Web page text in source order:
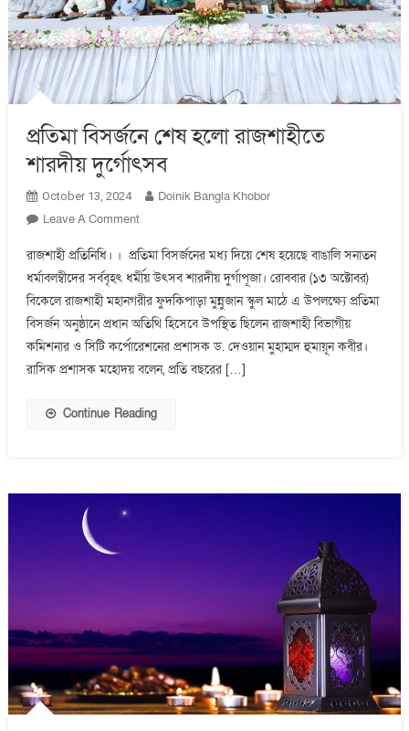
প্রতিমা বিসর্জনে শেষ হলো রাজশাহীতে
শারদীয় দুর্গোৎসব
October 13, 2024
Doinik Bangla Khobor
Leave A CommentOn
বিসর্জনে
শেষ
হলো
রাজশাহীতে
শারদীয়
দুর্গোৎসব
রাজশাহী প্রতিনিধি। । প্রতিমা বিসর্জনের মধ্য দিয়ে শেষ হয়েছে বাঙালি সনাতন
ধর্মাবলম্বীদের সর্ববৃহৎ ধর্মীয় উৎসব শারদীয় দুর্গাপূজা। রোববার (১৩ অক্টোবর)
বিকেলে রাজশাহী মহানগরীর ফুদকিপাড়া মুন্নুজান স্কুল মাঠে এ উপলক্ষ্যে প্রতিমা
বিসর্জন অনুষ্ঠানে প্রধান অতিথি হিসেবে উপস্থিত ছিলেন রাজশাহী বিভাগীয়
কমিশনার ও সিটি কর্পোরেশনের প্রশাসক ড. দেওয়ান মুহাম্মদ হুমায়ূন কবীর।
রাসিক প্রশাসক মহোদয় বলেন, প্রতি বছরের […]
Continue Reading